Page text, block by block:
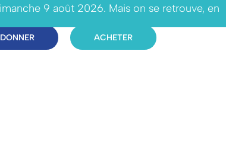
9 août 2026. Mais on se retrouve, en
DONNER ACHETER